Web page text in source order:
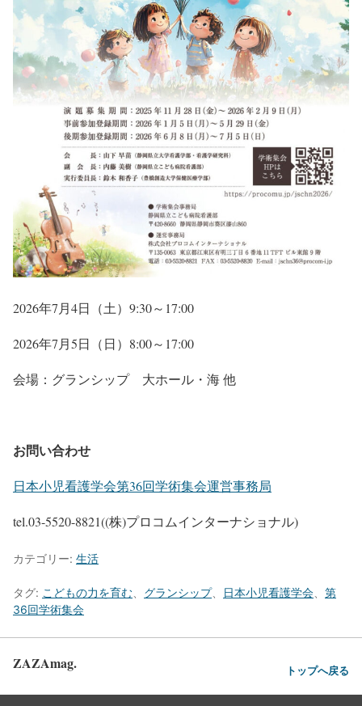
2026年7月4日（土）9:30～17:00
2026年7月5日（日）8:00～17:00
会場：グランシップ 大ホール・海 他
お問い合わせ
日本小児看護学会第36回学術集会運営事務局
tel.03-5520-8821((株)プロコムインターナショナル)
カテゴリー: 生活
タグ: こどもの力を育む グランシップ、 日本小児看護学会
第
36回学術集会
ZAZAmag. トップへ戻る